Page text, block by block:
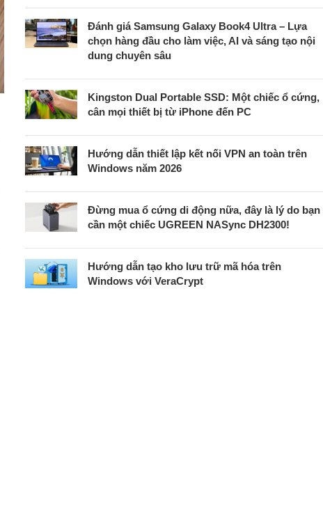
Đánh giá Samsung Galaxy Book4 Ultra – Lựa
chọn hàng đầu cho làm việc, AI và sáng tạo nội
dung chuyên sâu
Kingston Dual Portable SSD: Một chiếc ổ cứng,
cân mọi thiết bị từ iPhone đến PC
Hướng dẫn thiết lập kết nối VPN an toàn trên
Windows năm 2026
Đừng mua ổ cứng di động nữa, đây là lý do bạn
cần một chiếc UGREEN NASync DH2300!
Hướng dẫn tạo kho lưu trữ mã hóa trên
Windows với VeraCrypt